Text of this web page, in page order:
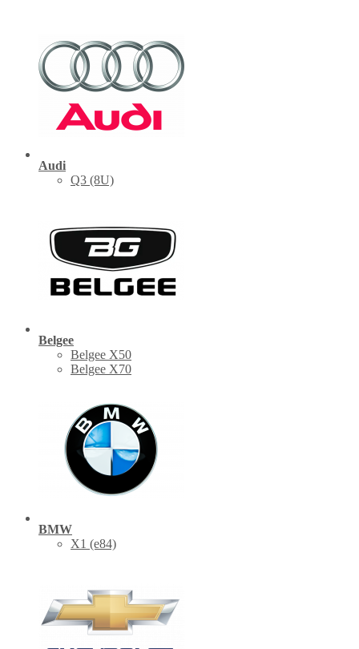
Audi
Q3 (8U)
Belgee
Belgee X50
Belgee X70
BMW
X1 (е84)